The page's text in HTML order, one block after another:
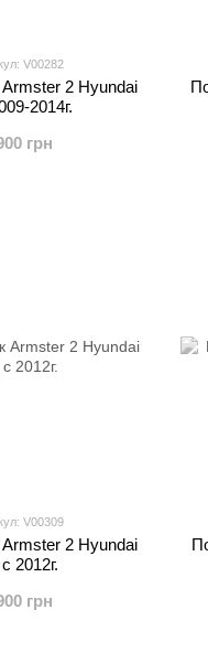
V00282
2 Hyundai
2014г.
грн
V00309
2 Hyundai
2012г.
грн